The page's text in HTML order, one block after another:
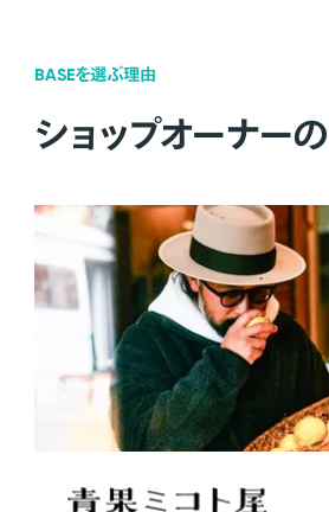
BASEを選ぶ理由
ショップオーナー